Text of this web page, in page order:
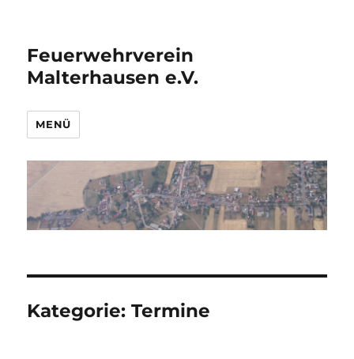
Feuerwehrverein
Malterhausen e.V.
MENÜ
Kategorie:Termine